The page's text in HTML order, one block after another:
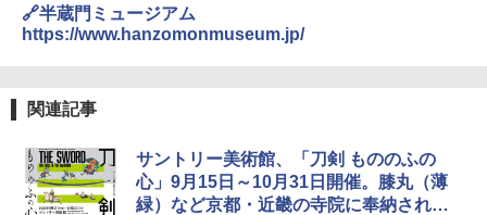
￥5,999
ュ(BC仕様) PATC-150B(EB)
￥9,990
送
可能 安全ロック付き 高安全性 金属製耐久 コ
ンパクト多機能設計 持ち運び便利 アウトド
ア/オフィス/教育現場/展示会用 緑
🔗半蔵門ミュージアム
https://www.hanzomonmuseum.jp/
関連記事
サントリー美術館、「刀剣 もののふの
心」9月15日～10月31日開催。膝丸（薄
緑）など京都・近畿の寺院に奉納された